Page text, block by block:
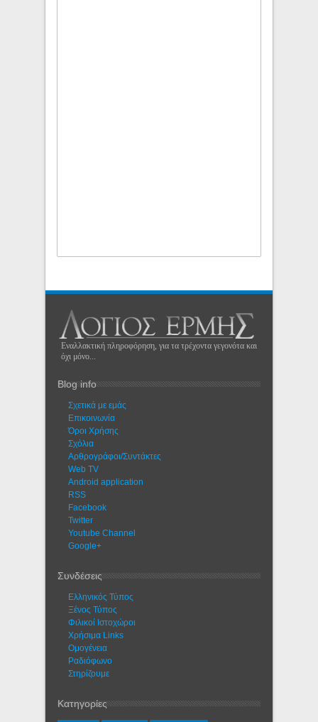
Εναλλακτική πληροφόρηση, για τα τρέχοντα γεγονότα και
όχι μόνο...
Blog info
Σχετικά με εμάς
Eπικοινωνία
Όροι Χρήσης
Σχόλια
Αρθρογράφοι/Συντάκτες
Web TV
Android application
RSS
Facebook
Twitter
Youtube Channel
Google+
Συνδέσεις
Ελληνικός Τύπος
Ξένος Τύπος
Φιλικοί Ιστοχώροι
Χρήσιμα Links
Ομογένεια
Ραδιόφωνο
Στηρίζουμε
Κατηγορίες